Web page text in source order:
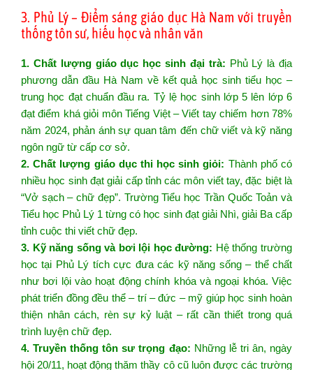
3. Phủ Lý – Điểm sáng giáo dục Hà Nam với truyền
thống tôn sư, hiếu học và nhân văn
1. Chất lượng giáo dục học sinh đại trà: Phủ Lý là địa
phương dẫn đầu Hà Nam về kết quả học sinh tiểu học –
trung học đạt chuẩn đầu ra. Tỷ lệ học sinh lớp 5 lên lớp 6
đạt điểm khá giỏi môn Tiếng Việt – Viết tay chiếm hơn 78%
năm 2024, phản ánh sự quan tâm đến chữ viết và kỹ năng
ngôn ngữ từ cấp cơ sở.
2. Chất lượng giáo dục thi học sinh giỏi: Thành phố có
nhiều học sinh đạt giải cấp tỉnh các môn viết tay, đặc biệt là
“Vở sạch – chữ đẹp”. Trường Tiểu học Trần Quốc Toản và
Tiểu học Phủ Lý 1 từng có học sinh đạt giải Nhì, giải Ba cấp
tỉnh cuộc thi viết chữ đẹp.
3. Kỹ năng sống và bơi lội học đường: Hệ thống trường
học tại Phủ Lý tích cực đưa các kỹ năng sống – thể chất
như bơi lội vào hoạt động chính khóa và ngoại khóa. Việc
phát triển đồng đều thể – trí – đức – mỹ giúp học sinh hoàn
thiện nhân cách, rèn sự kỷ luật – rất cần thiết trong quá
trình luyện chữ đẹp.
4. Truyền thống tôn sư trọng đạo: Những lễ tri ân, ngày
hội 20/11, hoạt động thăm thầy cô cũ luôn được các trường